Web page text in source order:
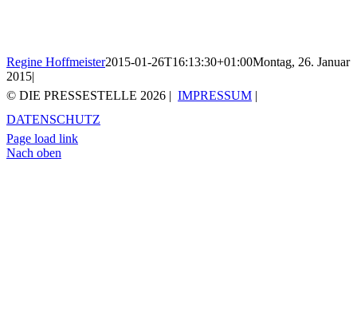
Regine Hoffmeister2015-01-26T16:13:30+01:00Montag, 26. Januar
2015|
© DIE PRESSESTELLE 2026 | IMPRESSUM |
DATENSCHUTZ
Page load link
Nach oben